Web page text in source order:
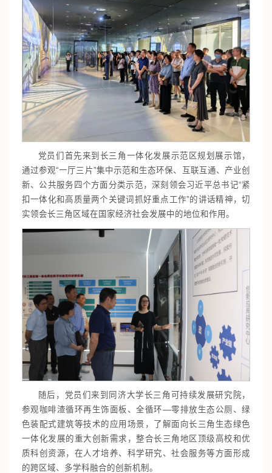
党员们首先来到长三角一体化发展示范区规划展示馆，
通过参观“一厅三片”集中示范和生态环保、互联互通、产业创
新、公共服务四个方面分类示范，深刻领会习近平总书记“紧
扣一体化和高质量两个关键词抓好重点工作”的讲话精神，切
实领会长三角区域在国家经济社会发展中的地位和作用。
随后，党员们来到同济大学长三角可持续发展研究院，
参观咖啡渣循环再生饰面板、全循环—零排放生态公厕、绿
色装配式建筑等技术的应用场景，了解面向长三角生态绿色
一体化发展的重大创新需求，整合长三角地区顶级高校和优
质科创资源，在人才培养、科学研究、社会服务等方面形成
的跨区域、多学科融合的创新机制。